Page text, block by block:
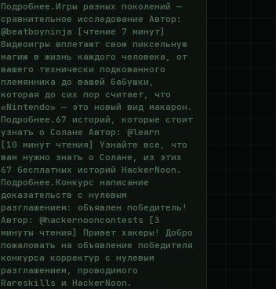
Подробнее.Игры разных поколений —
сравнительное исследование Автор:
@beatboyninja [чтение 7 минут]
Видеоигры вплетают свою пиксельную
магию в жизнь каждого человека, от
вашего технически подкованного
племянника до вашей бабушки,
которая до сих пор считает, что
«Nintendo» — это новый вид макарон.
Подробнее.67 историй, которые стоит
узнать о Солане Автор: @learn
[10 минут чтения] Узнайте все, что
вам нужно знать о Солане, из этих
67 бесплатных историй HackerNoon.
Подробнее.Конкурс написание
доказательств с нулевым
разглашением: объявлен победитель!
Автор: @hackernooncontests [3
минуты чтения] Привет хакеры! Добро
пожаловать на объявление победителя
конкурса корректур с нулевым
разглашением, проводимого
Rareskills и HackerNoon.